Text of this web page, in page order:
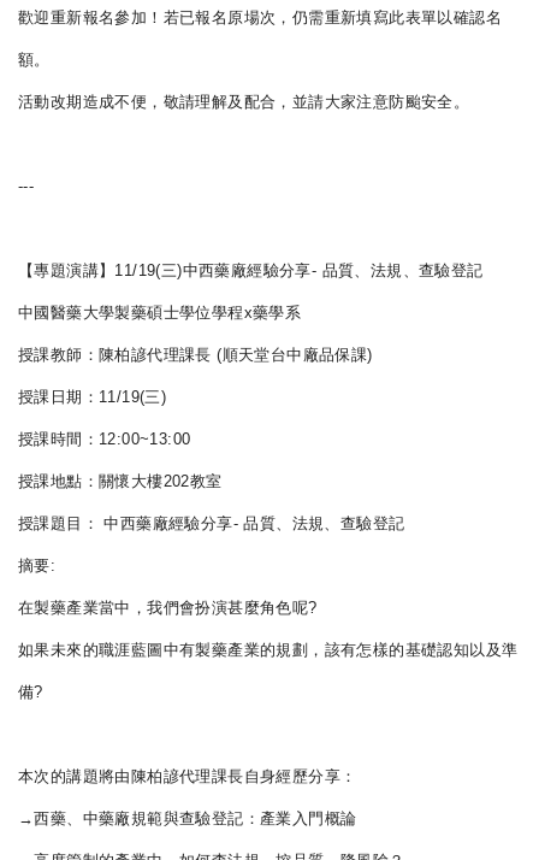
歡迎重新報名參加！若已報名原場次， 仍需重新填寫此表單以確認名
額。
活動改期造成不便，敬請理解及配合，並請大家注意防颱安全。
---
【專題演講】11/19(三)中西藥廠經驗分享- 品質、法規、查驗登記
中國醫藥大學製藥碩士學位學程x藥學系
授課教師：陳柏諺代理課長 (順天堂台中廠品保課)
授課日期：11/19(三)
授課時間：12:00~13:00
授課地點：關懷大樓202教室
授課題目： 中西藥廠經驗分享- 品質、法規、查驗登記
摘要:
在製藥產業當中，我們會扮演甚麼角色呢?
如果未來的職涯藍圖中有製藥產業的規劃， 該有怎樣的基礎認知以及準
備?
本次的講題將由陳柏諺代理課長自身經歷分享：
→西藥、中藥廠規範與查驗登記：產業入門概論